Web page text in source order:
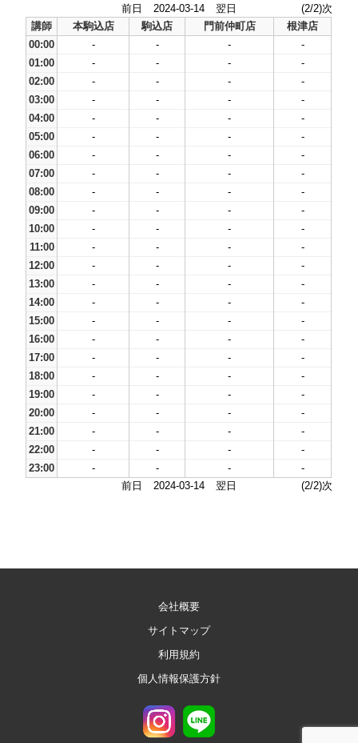
前日 2024-03-14 翌日
(2/2)次
講師
本駒込店 駒込店 門前仲町店
根津店
00:00
- - -
-
01:00
- - -
-
02:00
- - -
-
03:00
- - -
-
04:00
- - -
-
05:00
- - -
-
06:00
- - -
-
07:00
- - -
-
08:00
- - -
-
09:00
- - -
-
10:00
- - -
-
11:00
- - -
-
12:00
- - -
-
13:00
- - -
-
14:00
- - -
-
15:00
- - -
-
16:00
- - -
-
17:00
- - -
-
18:00
- - -
-
19:00
- - -
-
20:00
- - -
-
21:00
- - -
-
22:00
- - -
-
23:00
- - -
-
前日
2024-03-14 翌日 (2/2)次
会社概要
サイトマップ
利用規約
個人情報保護方針